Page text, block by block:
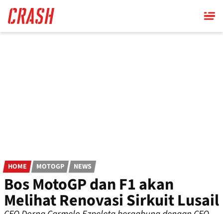
main
content
HOME MOTOGP NEWS
Bos MotoGP dan F1 akan
Melihat Renovasi Sirkuit Lusail